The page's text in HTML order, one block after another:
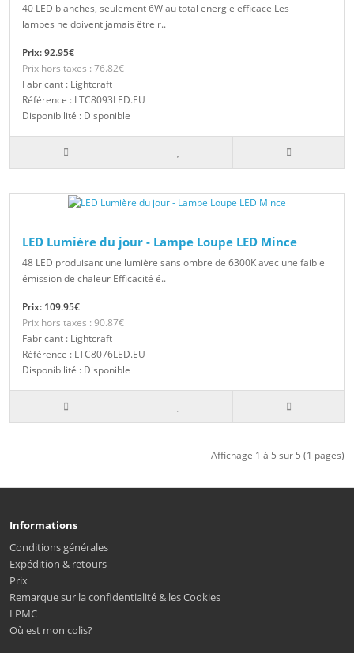
40 LED blanches, seulement 6W au total energie efficace Les
lampes ne doivent jamais être r..
Prix: 92.95€
Prix hors taxes : 76.82€
Fabricant : Lightcraft
Référence : LTC8093LED.EU
Disponibilité : Disponible
LED Lumière du jour - Lampe Loupe LED Mince
48 LED produisant une lumière sans ombre de 6300K avec une faible
émission de chaleur Efficacité é..
Prix: 109.95€
Prix hors taxes : 90.87€
Fabricant : Lightcraft
Référence : LTC8076LED.EU
Disponibilité : Disponible
Affichage 1 à 5 sur 5 (1 pages)
Informations
Conditions générales
Expédition & retours
Prix
Remarque sur la confidentialité & les Cookies
LPMC
Où est mon colis?